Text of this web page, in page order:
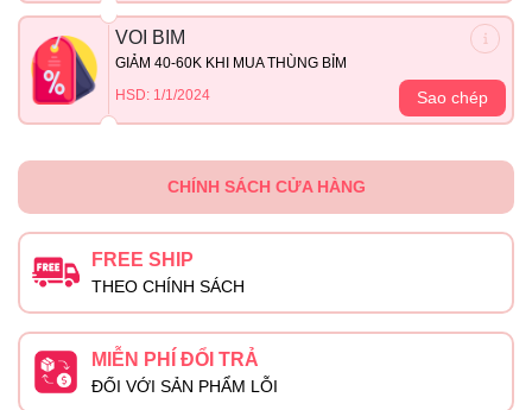
VOI BIM
GIẢM 40-60K KHI MUA THÙNG BỈM
HSD: 1/1/2024
Sao chép
CHÍNH SÁCH CỬA HÀNG
FREE SHIP
THEO CHÍNH SÁCH
MIỄN PHÍ ĐỔI TRẢ
ĐỐI VỚI SẢN PHẨM LỖI